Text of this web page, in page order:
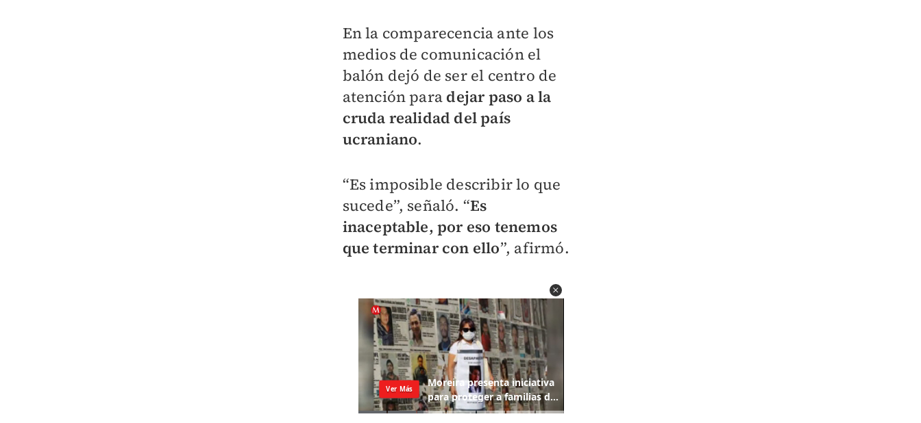
En la comparecencia ante los
medios de comunicación el
balón dejó de ser el centro de
atención para dejar paso a la
cruda realidad del país
ucraniano.
“Es imposible describir lo que
sucede”, señaló. “Es
inaceptable, por eso tenemos
que terminar con ello”, afirmó.